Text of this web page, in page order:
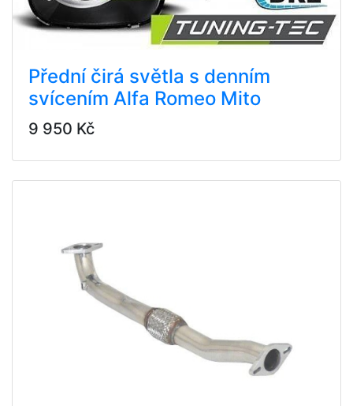
Přední čirá světla s denním
svícením Alfa Romeo Mito
9 950 Kč